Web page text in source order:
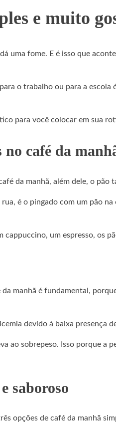
e muito
uma fome. E é isso que
o trabalho ou para a
para você colocar em sua
no café da
da manhã, além dele, o
é o pingado com um pão
um espresso, os
manhã é fundamental,
devido à baixa presença
ao sobrepeso. Isso porque
saboroso
opções de café da manhã